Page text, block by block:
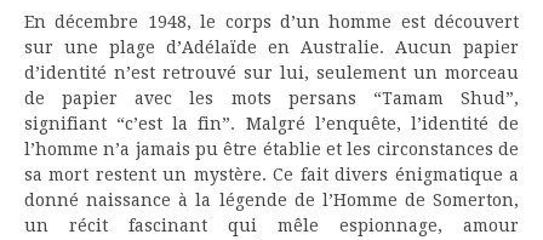
En décembre 1948, le corps d’un homme est découvert
sur une plage d’Adélaïde en Australie. Aucun papier
d’identité n’est retrouvé sur lui, seulement un morceau
de papier avec les mots persans “Tamam Shud”,
signifiant “c’est la fin”. Malgré l’enquête, l’identité de
l’homme n’a jamais pu être établie et les circonstances de
sa mort restent un mystère. Ce fait divers énigmatique a
donné naissance à la légende de l’Homme de Somerton,
un récit fascinant qui mêle espionnage, amour